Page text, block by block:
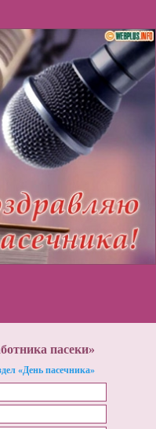
пасеки»
«День пасечника»